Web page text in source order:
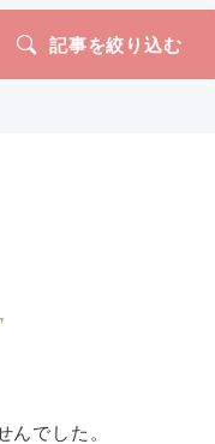
記事を絞り込む
んでした。